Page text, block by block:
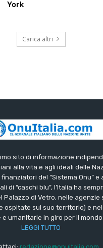
York
Carica altri
sito di informazione
alla vita e agli ideali delle
del “Sistema Onu” e
di “caschi blu”, l’Italia ha
Palazzo di Vetro, nelle agenzie
ospitate sul suo territorio) e
e umanitarie in giro per il mondo.
LEGGI TUTTO